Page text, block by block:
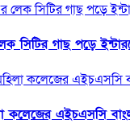
সিটির গাছ পড়ে
এইচএসসি বাংলা